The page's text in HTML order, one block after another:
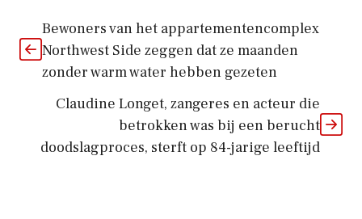
Bewoners van het appartementencomplex
Northwest Side zeggen dat ze maanden
zonder warm water hebben gezeten
Claudine Longet, zangeres en acteur die
betrokken was bij een berucht
doodslagproces, sterft op 84-jarige leeftijd